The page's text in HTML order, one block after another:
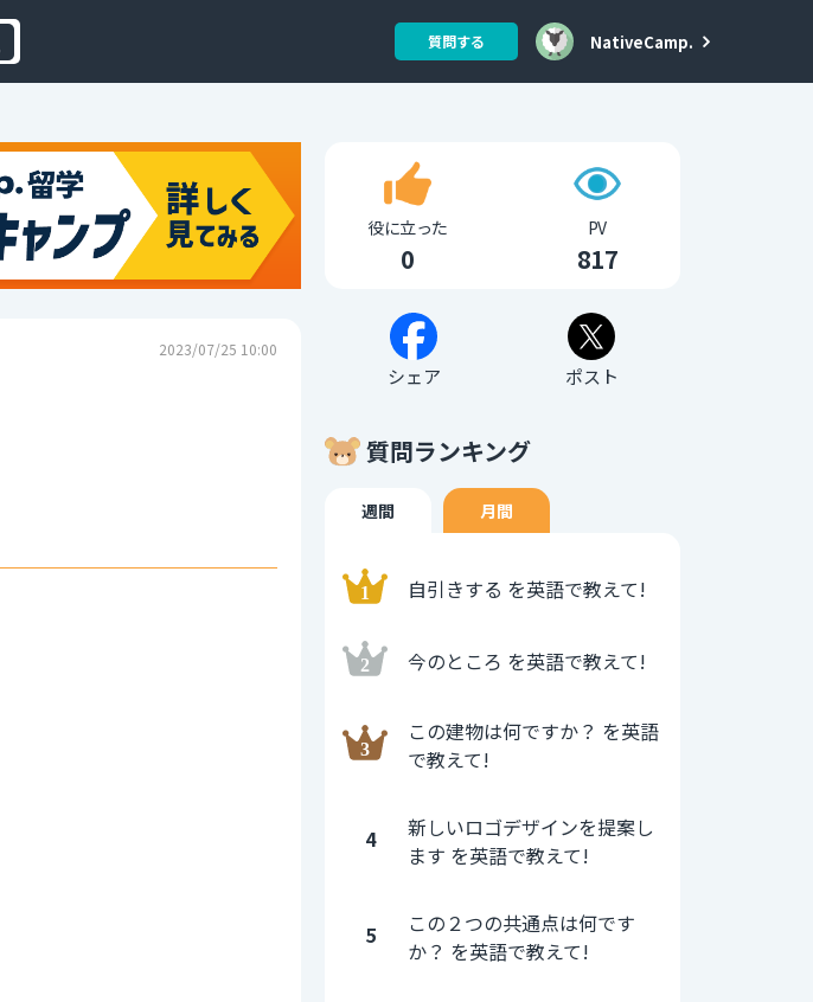
質問する NativeCamp.
2023/07/25 10:00
役に立った
0
PV
817
シェア ポスト
質問ランキング
週間 月間
自引きする を英語で教えて!
今のところ を英語で教えて!
この建物は何ですか？ を英語
で教えて!
4
新しいロゴデザインを提案し
ます を英語で教えて!
5
この２つの共通点は何です
か？ を英語で教えて!